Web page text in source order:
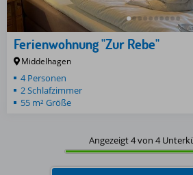
0
4
Ferienwohnung "Zur Rebe"
Middelhagen
4 Personen
2 Schlafzimmer
55 m² Größe
Angezeigt 4 von 4